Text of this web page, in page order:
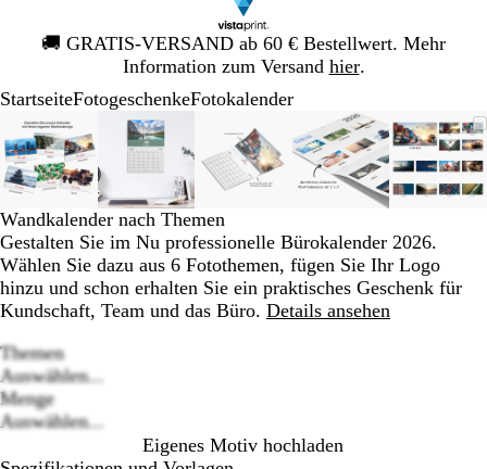
🚚 GRATIS-VERSAND ab 60 € Bestellwert. Mehr
Information zum Versand hier.
Galeriebild
1
StartseiteFotogeschenkeFotokalender
Vergrößer-/verkleinerbares
Bild
Zoom
auf
Minimum
Klicken
zum
Vergrößern
Verwenden
Sie
die
Tasten
+
und
-
zum
Zoomen
die
Pfeiltasten
zum
Schwenken.
Vergrößer-/verkleinerbares
Bild
Zoom
auf
Minimum
Klicken
zum
Vergrößern
Verwenden
Sie
die
Tasten
+
und
-
zum
Zoomen
Vergrößer-/verkleinerbares
Bild
auf
Minimum
zum
Vergrößern
Sie
die
Tasten
und
-
zum
Zoomen
und
Vergrößer-/
Bild
Zoom
auf
Minimum
Klicken
zum
Vergrößern
Verwenden
Sie
die
Tasten
und
-
zum
Zoomen
und
Bild
Zoom
auf
zum
Sie
die
Tasten
-
zum
Galeriebild
1
von
5
Wandkalender nach Themen
Gestalten Sie im Nu professionelle Bürokalender 2026.
Wählen Sie dazu aus 6 Fotothemen, fügen Sie Ihr Logo
hinzu und schon erhalten Sie ein praktisches Geschenk für
Kundschaft, Team und das Büro. Details ansehen
Themen
Auswählen...
Menge
Auswählen...
Eigenes Motiv hochladen